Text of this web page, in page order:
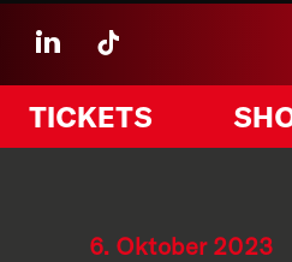
TICKETS
6. Oktober 2023